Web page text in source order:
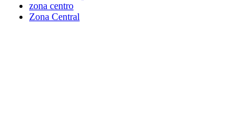
zona centro
Zona Central